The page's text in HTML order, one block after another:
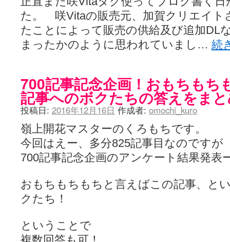
た。 咲Vitaの販売元、加賀クリエイト
たことによって販売の供給及び追加DL
まったかのように思われていまし… 続
700記事記念企画！おもちもち
記事へのボクたちの答えをま
投稿日: 2016年12月16日 作成者: omochi_kuro
嶺上開花マスターのくろもちです。
今回はえー、多分825記事目なのですが
700記事記念企画のアンケート結果発表
おもちもちもちと言えばこの記事、と
クたち！
ということで